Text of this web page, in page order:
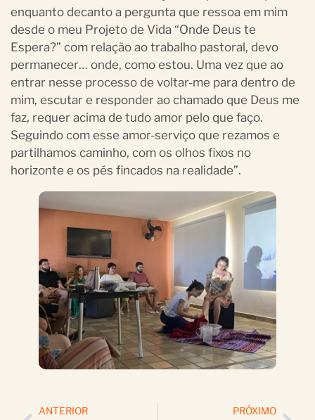
enquanto decanto a pergunta que ressoa em mim
desde o meu Projeto de Vida “Onde Deus te
Espera?” com relação ao trabalho pastoral, devo
permanecer… onde, como estou. Uma vez que ao
entrar nesse processo de voltar-me para dentro de
mim, escutar e responder ao chamado que Deus me
faz, requer acima de tudo amor pelo que faço.
Seguindo com esse amor-serviço que rezamos e
partilhamos caminho, com os olhos fixos no
horizonte e os pés fincados na realidade”.
ANTERIOR PRÓXIMO